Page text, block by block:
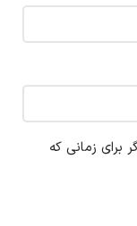
برای زمانی که